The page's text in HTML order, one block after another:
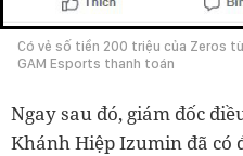
Có vẻ số tiền 200 triệu của Zeros
GAM Esports thanh toán
Ngay sau đó, giám đốc
Khánh Hiệp Izumin đã có